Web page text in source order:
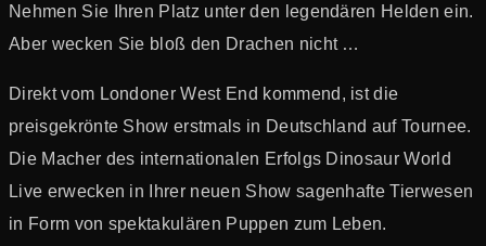
Nehmen Sie Ihren Platz unter den legendären Helden ein.
Aber wecken Sie bloß den Drachen nicht …
Direkt vom Londoner West End kommend, ist die
preisgekrönte Show erstmals in Deutschland auf Tournee.
Die Macher des internationalen Erfolgs Dinosaur World
Live erwecken in Ihrer neuen Show sagenhafte Tierwesen
in Form von spektakulären Puppen zum Leben.